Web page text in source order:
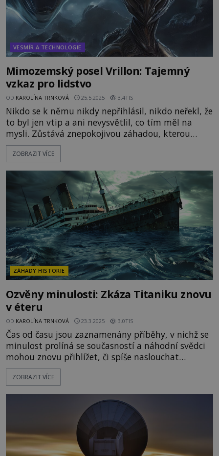
VESMÍR A TECHNOLOGIE
Mimozemský posel Vrillon: Tajemný
vzkaz pro lidstvo
OD KAROLÍNA TRNKOVÁ 25.5.2025 3.4TIS
Nikdo se k němu nikdy nepřihlásil, nikdo neřekl, že
to byl jen vtip a ani nevysvětlil, co tím měl na
mysli. Zůstává znepokojivou záhadou, kterou
navzdory očitým svědkům popírají i autority na
vyšších místech. Co se veřejnost nesmí dozvědět?
nevysvětlených televizních a rádiových vysílání!
Tento případ z Velké
ZOBRAZIT VÍCE
ZÁHADY HISTORIE
Ozvěny minulosti: Zkáza Titaniku znovu
v éteru
OD KAROLÍNA TRNKOVÁ 23.3.2025 3.0TIS
Čas od času jsou zaznamenány příběhy, v nichž se
minulost prolíná se současností a náhodní svědci
mohou znovu přihlížet, či spíše naslouchat
dávným událostem. Jsou snad jejich ozvěny
uvězněny navždy v prostoru kdesi kolem nás? Jsou
k věčnému opakování? V londýnské čtvrti
Woolwich ve 30. letech minuléh
ZOBRAZIT VÍCE